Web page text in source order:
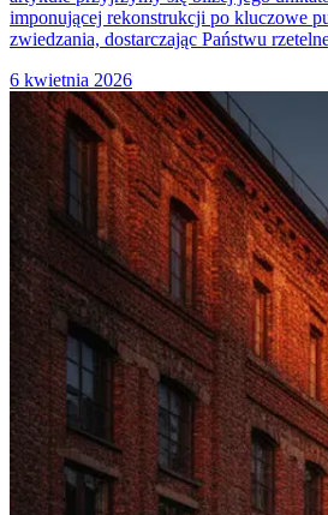
imponującej rekonstrukcji po kluczowe
zwiedzania, dostarczając Państwu
6 kwietnia 2026